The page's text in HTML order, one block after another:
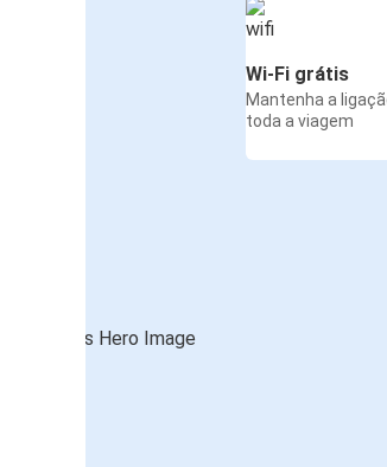
Wi-Fi grátis
Mantenha a
toda a viagem